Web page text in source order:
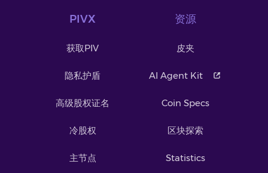
PIVX
获取PIV
隐私护盾
高级股权证名
冷股权
主节点
资源
皮夹
AI Agent Kit
Coin Specs
区块探索
Statistics